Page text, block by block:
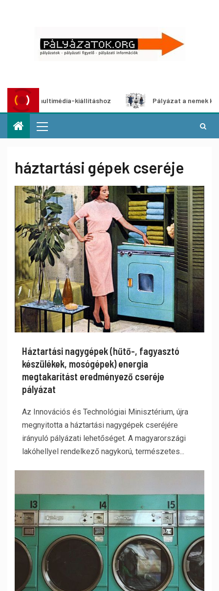
multimédia-kiállításhoz Pályázat a nemek közötti
háztartási gépek cseréje
Háztartási nagygépek (hűtő-, fagyasztó
készülékek, mosógépek) energia
megtakarítást eredményező cseréje
pályázat
Az Innovációs és Technológiai Minisztérium, újra
megnyitotta a háztartási nagygépek cseréjére
irányuló pályázati lehetőséget. A magyarországi
lakóhellyel rendelkező nagykorú, természetes...